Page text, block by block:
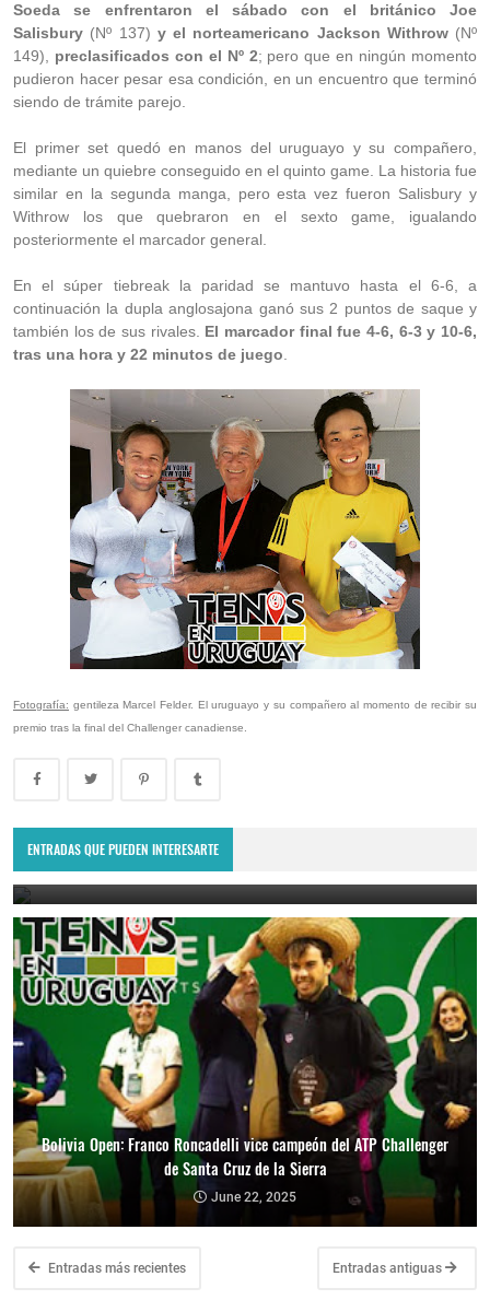
Soeda se enfrentaron el sábado con el británico Joe
Salisbury (Nº 137) y el norteamericano Jackson Withrow(Nº
149), preclasificados con el Nº 2; pero que en ningún momento
pudieron hacer pesar esa condición, en un encuentro que terminó
siendo de trámite parejo.
El primer set quedó en manos del uruguayo y su compañero,
mediante un quiebre conseguido en el quinto game. La historia fue
similar en la segunda manga, pero esta vez fueron Salisbury y
Withrow los que quebraron en el sexto game, igualando
posteriormente el marcador general.
En el súper tiebreak la paridad se mantuvo hasta el 6-6, a
continuación la dupla anglosajona ganó sus 2 puntos de saque y
también los de sus rivales. El marcador final fue 4-6, 6-3 y 10-6,
tras una hora y 22 minutos de juego
Fotografía: gentileza Marcel Felder. El uruguayo y su compañero al momento de recibir su
premio tras la final del Challenger canadiense.
ENTRADAS QUE PUEDEN INTERESARTE
Lima Challenger: Ignacio Carou y Franco Roncadelli participarán en
el torneo ATP de Perú
June 23, 2025
Bolivia Open: Franco Roncadelli vice campeón del ATP Challenger
de Santa Cruz de la Sierra
June 22, 2025
Entradas más recientes Entradas antiguas